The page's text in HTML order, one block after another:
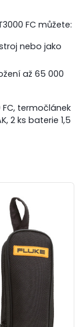
FC můžete:
nebo jako
až 65 000
termočlánek
2 ks baterie 1,5